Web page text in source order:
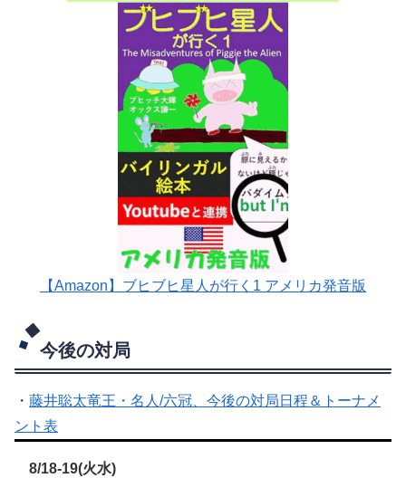
【Amazon】ブヒブヒ星人が行く1 アメリカ発音版
今後の対局
・ 藤井聡太竜王・名人/六冠、今後の対局日程＆トーナメ
ント表
8/18-19(火水)